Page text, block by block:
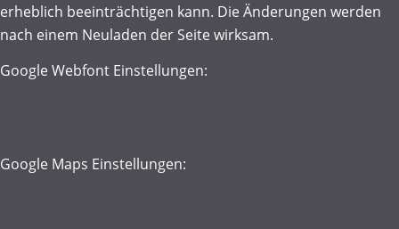
erheblich beeinträchtigen kann. Die Änderungen werden
nach einem Neuladen der Seite wirksam.
Google Webfont Einstellungen:
Google Maps Einstellungen: